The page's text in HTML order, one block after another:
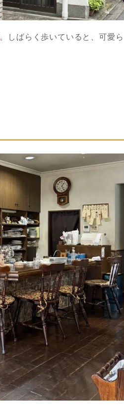
。しばらく歩いていると、可愛ら